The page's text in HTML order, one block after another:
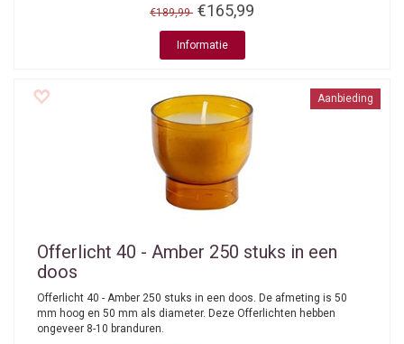
€189,99 €165,99
Informatie
Aanbieding
Offerlicht 40 - Amber 250 stuks in een
doos
Offerlicht 40 - Amber 250 stuks in een doos. De afmeting is 50
mm hoog en 50 mm als diameter. Deze Offerlichten hebben
ongeveer 8-10 branduren.